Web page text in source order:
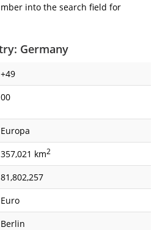
into the search field for
Germany
+49
00
Europa
357,021 km2
81,802,257
Euro
Berlin